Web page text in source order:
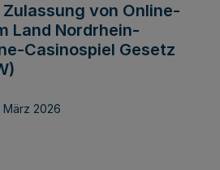
von Online-
Land Nordrhein-
Casinospiel Gesetz
März 2026